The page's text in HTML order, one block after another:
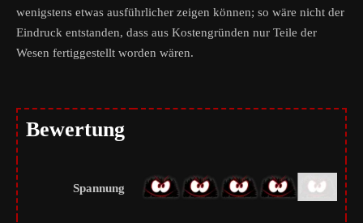
wenigstens etwas ausführlicher zeigen können; so wäre nicht der
Eindruck entstanden, dass aus Kostengründen nur Teile der
Wesen fertiggestellt worden wären.
Bewertung
Spannung